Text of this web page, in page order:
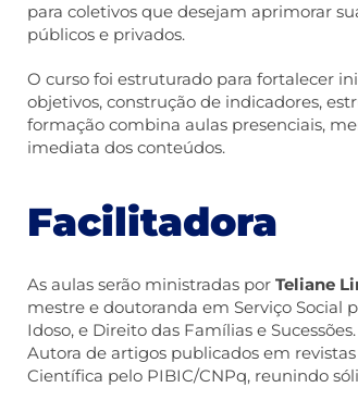
para coletivos que desejam aprimorar
públicos e privados.
O curso foi estruturado para fortalecer
objetivos, construção de indicadores,
formação combina aulas presenciais,
imediata dos conteúdos.
Facilitadora
As aulas serão ministradas por Teliane
mestre e doutoranda em Serviço Social
Idoso, e Direito das Famílias e Sucessões.
Autora de artigos publicados em
Científica pelo PIBIC/CNPq, reunindo